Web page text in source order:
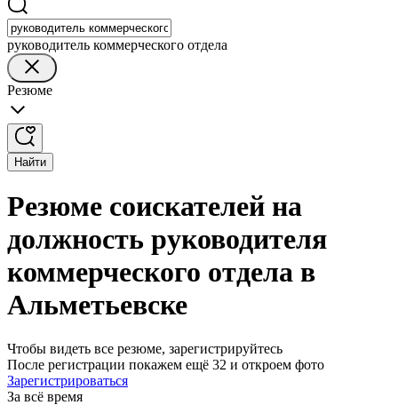
руководитель коммерческого отдела
Резюме
Найти
Резюме соискателей на
должность руководителя
коммерческого отдела в
Альметьевске
Чтобы видеть все резюме, зарегистрируйтесь
После регистрации покажем ещё 32 и откроем фото
Зарегистрироваться
За всё время